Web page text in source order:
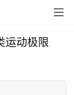
运动极限